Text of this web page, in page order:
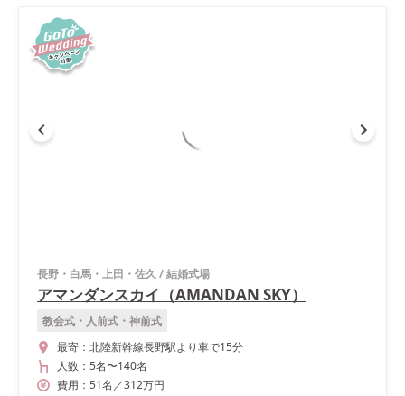
長野・白馬・上田・佐久 /結婚式場
アマンダンスカイ（AMANDAN SKY）
教会式・人前式・神前式
最寄： 北陸新幹線長野駅より車で15分
人数： 5名〜140名
費用： 51名 ／312万円